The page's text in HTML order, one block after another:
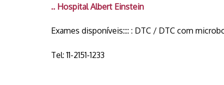
.. Hospital Albert Einstein
Exames disponíveis:::: : DTC / DTC com
Tel: 11-2151-1233